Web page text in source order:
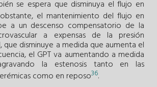
se espera que disminuya el flujo en
el mantenimiento del flujo en
a un descenso compensatorio de la
a expensas de la presión
que disminuye a medida que aumenta el
el GPT va aumentando a medida
la estenosis tanto en las
como en reposo36.